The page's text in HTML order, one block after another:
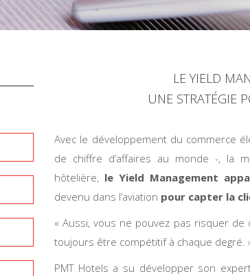
LE YIELD
UNE STRATÉGIE
Avec le développement du commerce
de chiffre d’affaires au monde -, la
hôtelière, le Yield Management
devenu dans l’aviation pour capter la
« Aussi, vous ne pouvez pas risquer
toujours être compétitif à chaque degré.
PMT Hotels a su développer son